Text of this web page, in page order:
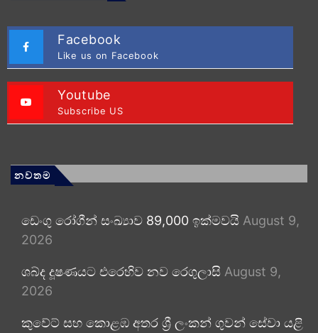
Facebook
Like us on Facebook
Youtube
Subscribe US
නවතම
ඩෙංගු රෝගීන් සංඛ්‍යාව 89,000 ඉක්මවයි August 9,
2026
ශබ්ද දූෂණයට එරෙහිව නව රෙගුලාසි August 9,
2026
කුවේට් සහ කොළඹ අතර ශ්‍රී ලංකන් ගුවන් සේවා යළි